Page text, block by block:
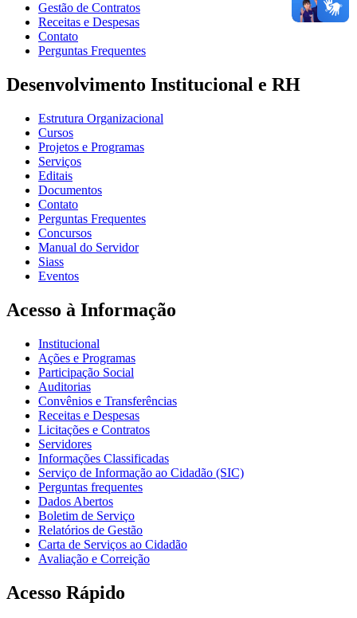
Gestão de Contratos
Receitas e Despesas
Contato
Perguntas Frequentes
Desenvolvimento Institucional e RH
Estrutura Organizacional
Cursos
Projetos e Programas
Serviços
Editais
Documentos
Contato
Perguntas Frequentes
Concursos
Manual do Servidor
Siass
Eventos
Acesso à Informação
Institucional
Ações e Programas
Participação Social
Auditorias
Convênios e Transferências
Receitas e Despesas
Licitações e Contratos
Servidores
Informações Classificadas
Serviço de Informação ao Cidadão (SIC)
Perguntas frequentes
Dados Abertos
Boletim de Serviço
Relatórios de Gestão
Carta de Serviços ao Cidadão
Avaliação e Correição
Acesso Rápido